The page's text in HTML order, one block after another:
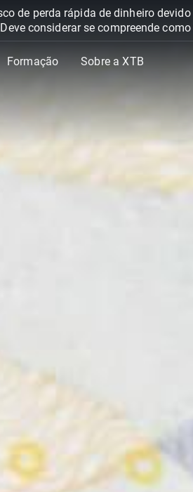
de perda rápida de dinheiro
Deve considerar se compreende
Formação Sobre a XTB